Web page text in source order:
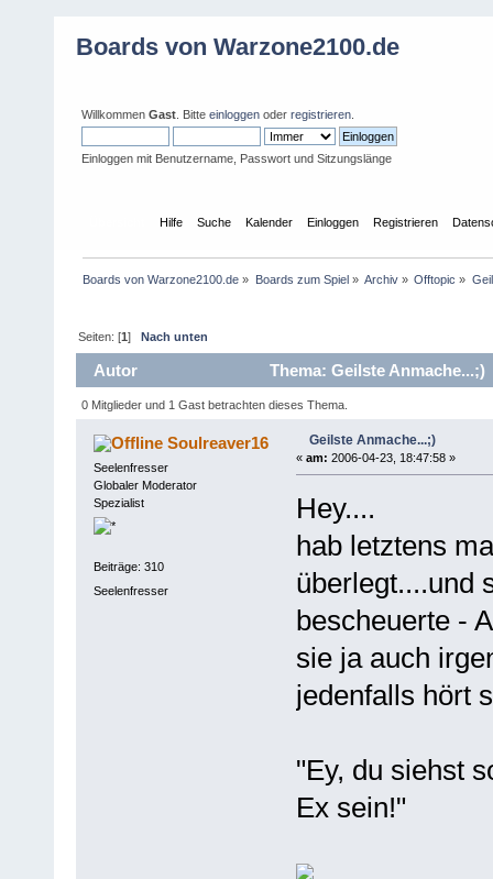
Boards von Warzone2100.de
Willkommen Gast . Bitte einloggen oder registrieren
Einloggen mit Benutzername, Passwort und Sitzungslänge
Hilfe Suche Kalender Einloggen Registrieren
Boards von Warzone2100.de » Boards zum Spiel» Archiv» Offtopic »
Seiten: [1]Nach unten
Autor Thema: Geilste Anmache...;)
0 Mitglieder und 1 Gast betrachten dieses Thema.
Soulreaver16
Seelenfresser
Globaler Moderator
Spezialist
Beiträge: 310
Seelenfresser
Geilste Anmache...;)
« am: 2006-04-23, 18:47:58 »
Hey....
hab letztens
überlegt....und
bescheuerte -
sie ja auch
jedenfalls hört
"Ey, du siehst
Ex sein!"